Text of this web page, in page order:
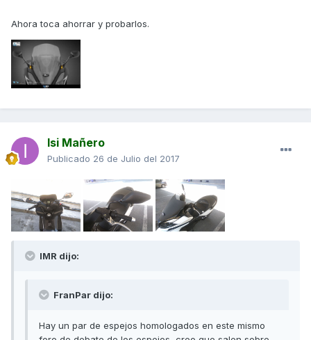
Ahora toca ahorrar y probarlos.
Isi Mañero
Publicado 26 de Julio del 2017
IMR dijo:
FranPar dijo:
Hay un par de espejos homologados en este mismo